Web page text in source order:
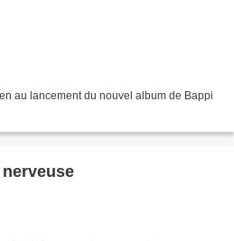
au lancement du nouvel album de Bappi